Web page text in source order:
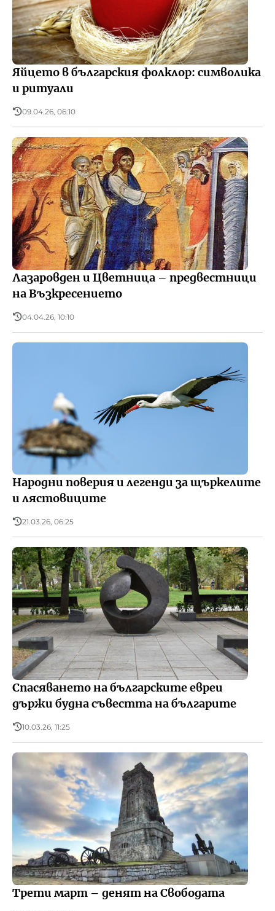
Яйцето в българския фолклор: символика
и ритуали
09.04.26, 06:10
Лазаровден и Цветница – предвестници
на Възкресението
04.04.26, 10:10
Народни поверия и легенди за щъркелите
и лястовиците
21.03.26, 06:25
Спасяването на българските евреи
държи будна съвестта на българите
10.03.26, 11:25
Трети март – денят на Свободата